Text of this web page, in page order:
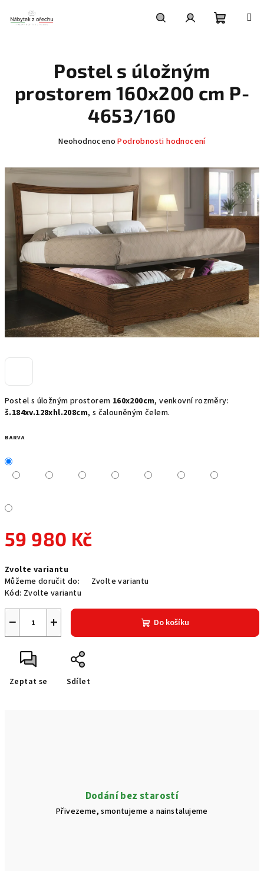
obsah
Postel s úložným prostorem 160x200cm, venkovní rozměry:
š.184xv.128xhl.208cm, s čalouněným čelem.
BARVA
59 980 Kč
cena:
Zvolte variantu
Můžeme doručit do:
Zvolte variantu
Kód: Zvolte variantu
+
− Do košíku
Zeptat se Sdílet
Postel s úložným
prostorem 160x200 cm P-
4653/160
Průměrné
produktu
je
0,0
5
hvězdiček.
Neohodnoceno Podrobnosti hodnocení
Dodání bez starostí
Přivezeme, smontujeme a nainstalujeme